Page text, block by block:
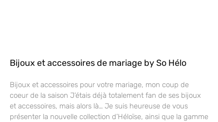
Bijoux et accessoires de mariage by So Hélo
Bijoux et accessoires pour votre mariage, mon coup de
coeur de la saison J’étais déjà totalement fan de ses bijoux
et accessoires, mais alors là… Je suis heureuse de vous
présenter la nouvelle collection d’Héloïse, ainsi que la gamme